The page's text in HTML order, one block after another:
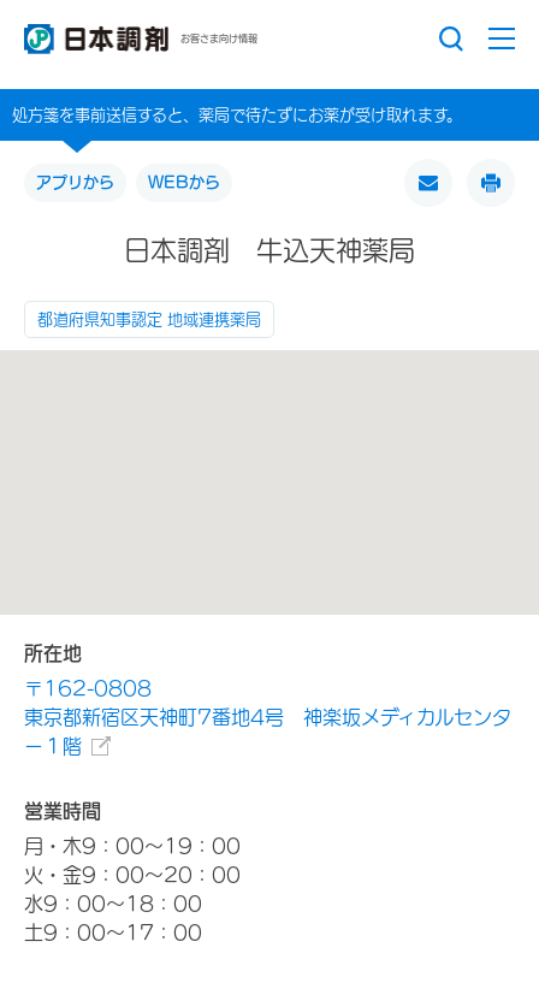
お客さま向け情報
処方箋を事前送信すると、薬局で待たずにお薬が受け取れます。
アプリから WEBから
日本調剤 牛込天神薬局
都道府県知事認定 地域連携薬局
所在地
〒162-0808
東京都新宿区天神町7番地4号 神楽坂メディカルセンタ
ー１階
営業時間
月・木9：00～19：00
火・金9：00～20：00
水9：00～18：00
土9：00～17：00